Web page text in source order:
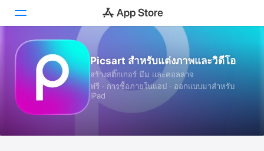
วันนี้
เกม
Arcade
Picsart สำหรับแต่งภาพและวิดีโอ
สร้างสติ๊กเกอร์ มีม และคอลลาจ
ฟรี · การซื้อภายในแอป · ออกแบบมาสำหรับ
iPad